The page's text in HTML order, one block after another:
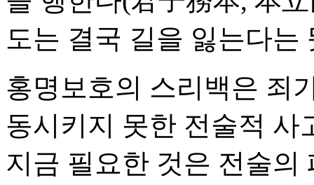
도는 결국 길을 잃는다는
홍명보호의 스리백은 죄
동시키지 못한 전술적 사
지금 필요한 것은 전술의